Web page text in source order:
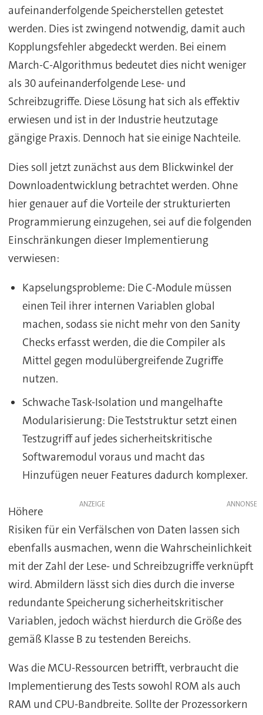
aufeinanderfolgende Speicherstellen getestet
werden. Dies ist zwingend notwendig, damit auch
Kopplungsfehler abgedeckt werden. Bei einem
March-C-Algorithmus bedeutet dies nicht weniger
als 30 aufeinanderfolgende Lese- und
Schreibzugriffe. Diese Lösung hat sich als effektiv
erwiesen und ist in der Industrie heutzutage
gängige Praxis. Dennoch hat sie einige Nachteile.
Dies soll jetzt zunächst aus dem Blickwinkel der
Downloadentwicklung betrachtet werden. Ohne
hier genauer auf die Vorteile der strukturierten
Programmierung einzugehen, sei auf die folgenden
Einschränkungen dieser Implementierung
verwiesen:
Kapselungsprobleme: Die C-Module müssen
einen Teil ihrer internen Variablen global
machen, sodass sie nicht mehr von den Sanity
Checks erfasst werden, die die Compiler als
Mittel gegen modulübergreifende Zugriffe
nutzen.
Schwache Task-Isolation und mangelhafte
Modularisierung: Die Teststruktur setzt einen
Testzugriff auf jedes sicherheitskritische
Softwaremodul voraus und macht das
Hinzufügen neuer Features dadurch komplexer.
ANZEIGE
Höhere
Risiken für ein Verfälschen von Daten lassen sich
ebenfalls ausmachen, wenn die Wahrscheinlichkeit
mit der Zahl der Lese- und Schreibzugriffe verknüpft
wird. Abmildern lässt sich dies durch die inverse
redundante Speicherung sicherheitskritischer
Variablen, jedoch wächst hierdurch die Größe des
gemäß Klasse B zu testenden Bereichs.
Was die MCU-Ressourcen betrifft, verbraucht die
Implementierung des Tests sowohl ROM als auch
RAM und CPU-Bandbreite. Sollte der Prozessorkern